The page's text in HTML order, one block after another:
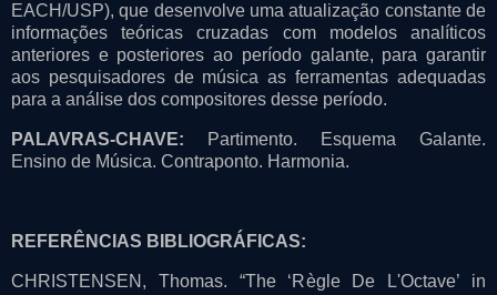
EACH/USP), que desenvolve uma atualização constante de
informações teóricas cruzadas com modelos analíticos
anteriores e posteriores ao período galante, para garantir
aos pesquisadores de música as ferramentas adequadas
para a análise dos compositores desse período.
PALAVRAS-CHAVE:
Partimento. Esquema Galante.
Ensino de Música. Contraponto. Harmonia.
REFERÊNCIAS BIBLIOGRÁFICAS:
CHRISTENSEN, Thomas. “The ‘Règle De L'Octave’ in